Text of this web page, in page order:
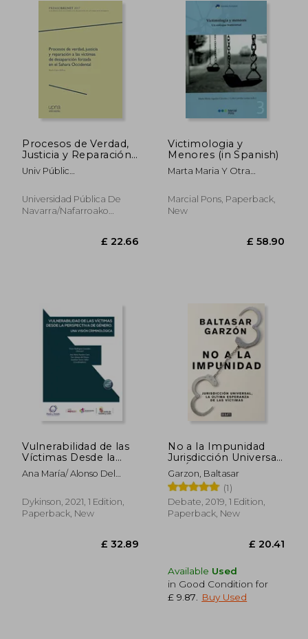
Procesos de Verdad,
Justicia y Reparación
a las Víctimas de
Desaparición Forzada
Occidental (in
Spanish)
Univ Públic
Publik
Universidad Pública De
Navarra/Nafarroako
Victimologia y
Menores (in Spanish)
Marta Maria Y Otra
Marcial Pons, Paperback,
New
Vulnerabilidad de las
Víctimas Desde la
Perspectiva de
Género. Una Visión
Spanish)
Ana María/ Alonso Del
Dykinson, 2021, 1 Edition,
Paperback, New
No a la Impunidad
Jurisdicción Universal,
La Última Esperanza
de Las Victimas / No
Impunity (in Spanish)
Garzon, Baltasar
(1)
Debate, 2019, 1 Edition,
Paperback, New
Available Used
in Good Condition for
£ 9.87
Buy Used